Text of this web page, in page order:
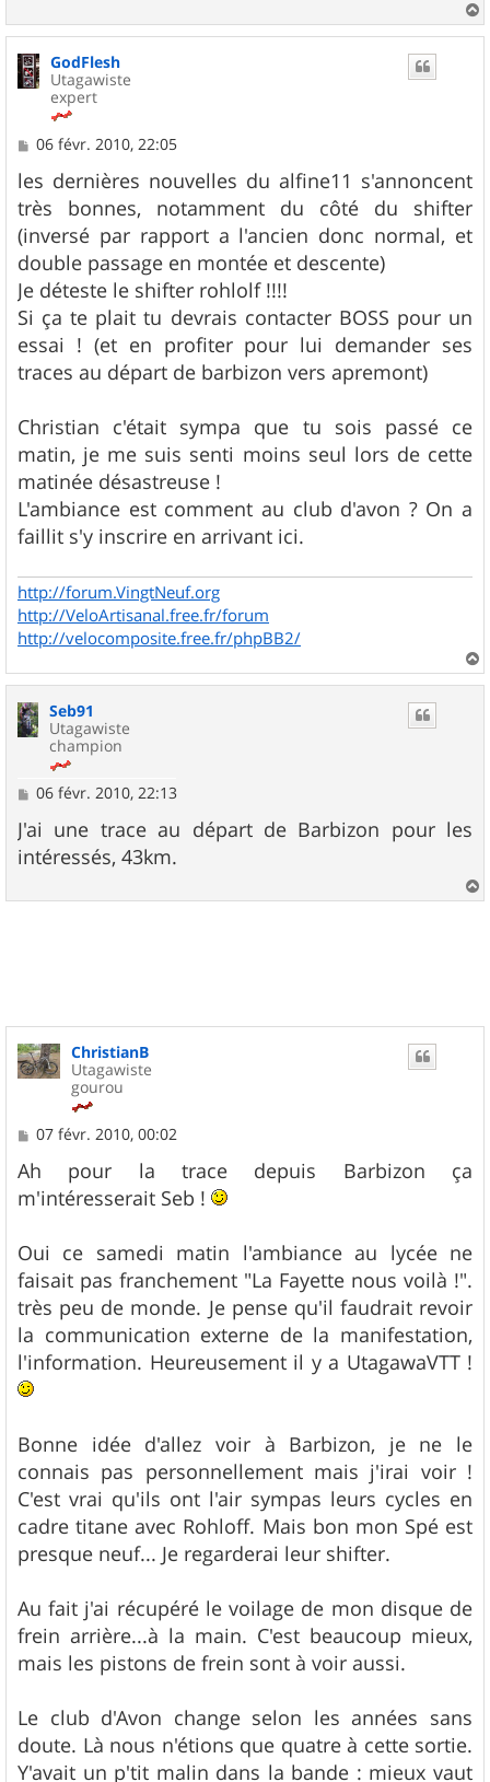
a
u
GodFlesh
Utagawiste
expert
M
s
s
a
g
e
06 févr. 2010, 22:05
les dernières nouvelles du alfine11 s'annoncent
très bonnes, notamment du côté du shifter
(inversé par rapport a l'ancien donc normal, et
double passage en montée et descente)
Je déteste le shifter rohlolf !!!!
Si ça te plait tu devrais contacter BOSS pour un
essai ! (et en profiter pour lui demander ses
traces au départ de barbizon vers apremont)
Christian c'était sympa que tu sois passé ce
matin, je me suis senti moins seul lors de cette
matinée désastreuse !
L'ambiance est comment au club d'avon ? On a
faillit s'y inscrire en arrivant ici.
http://forum.VingtNeuf.org
http://VeloArtisanal.free.fr/forum
http://velocomposite.free.fr/phpBB2/
a
Seb91
Utagawiste
champion
M
s
s
a
e
06 févr. 2010, 22:13
J'ai une trace au départ de Barbizon pour les
intéressés, 43km.
a
ChristianB
Utagawiste
gourou
M
s
s
a
07 févr. 2010, 00:02
Ah pour la trace depuis Barbizon ça
m'intéresserait Seb !
Oui ce samedi matin l'ambiance au lycée ne
faisait pas franchement "La Fayette nous voilà !".
très peu de monde. Je pense qu'il faudrait revoir
la communication externe de la manifestation,
l'information. Heureusement il y a UtagawaVTT !
Bonne idée d'allez voir à Barbizon, je ne le
connais pas personnellement mais j'irai voir !
C'est vrai qu'ils ont l'air sympas leurs cycles en
cadre titane avec Rohloff. Mais bon mon Spé est
presque neuf... Je regarderai leur shifter.
Au fait j'ai récupéré le voilage de mon disque de
frein arrière...à la main. C'est beaucoup mieux,
mais les pistons de frein sont à voir aussi.
Le club d'Avon change selon les années sans
doute. Là nous n'étions que quatre à cette sortie.
Y'avait un p'tit malin dans la bande : mieux vaut